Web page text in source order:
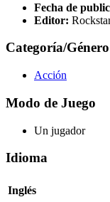
Fecha de
Editor:
Categoría/Género
Acción
Modo de Juego
Un jugador
Idioma
Inglés